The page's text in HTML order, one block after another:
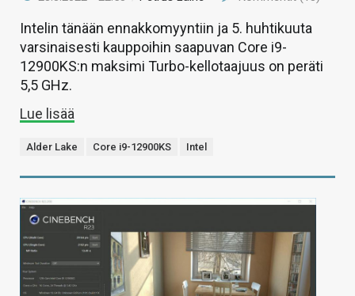
Intelin tänään ennakkomyyntiin ja 5. huhtikuuta
varsinaisesti kauppoihin saapuvan Core i9-
12900KS:n maksimi Turbo-kellotaajuus on peräti
5,5 GHz.
Lue lisää
Alder Lake Core i9-12900KS Intel